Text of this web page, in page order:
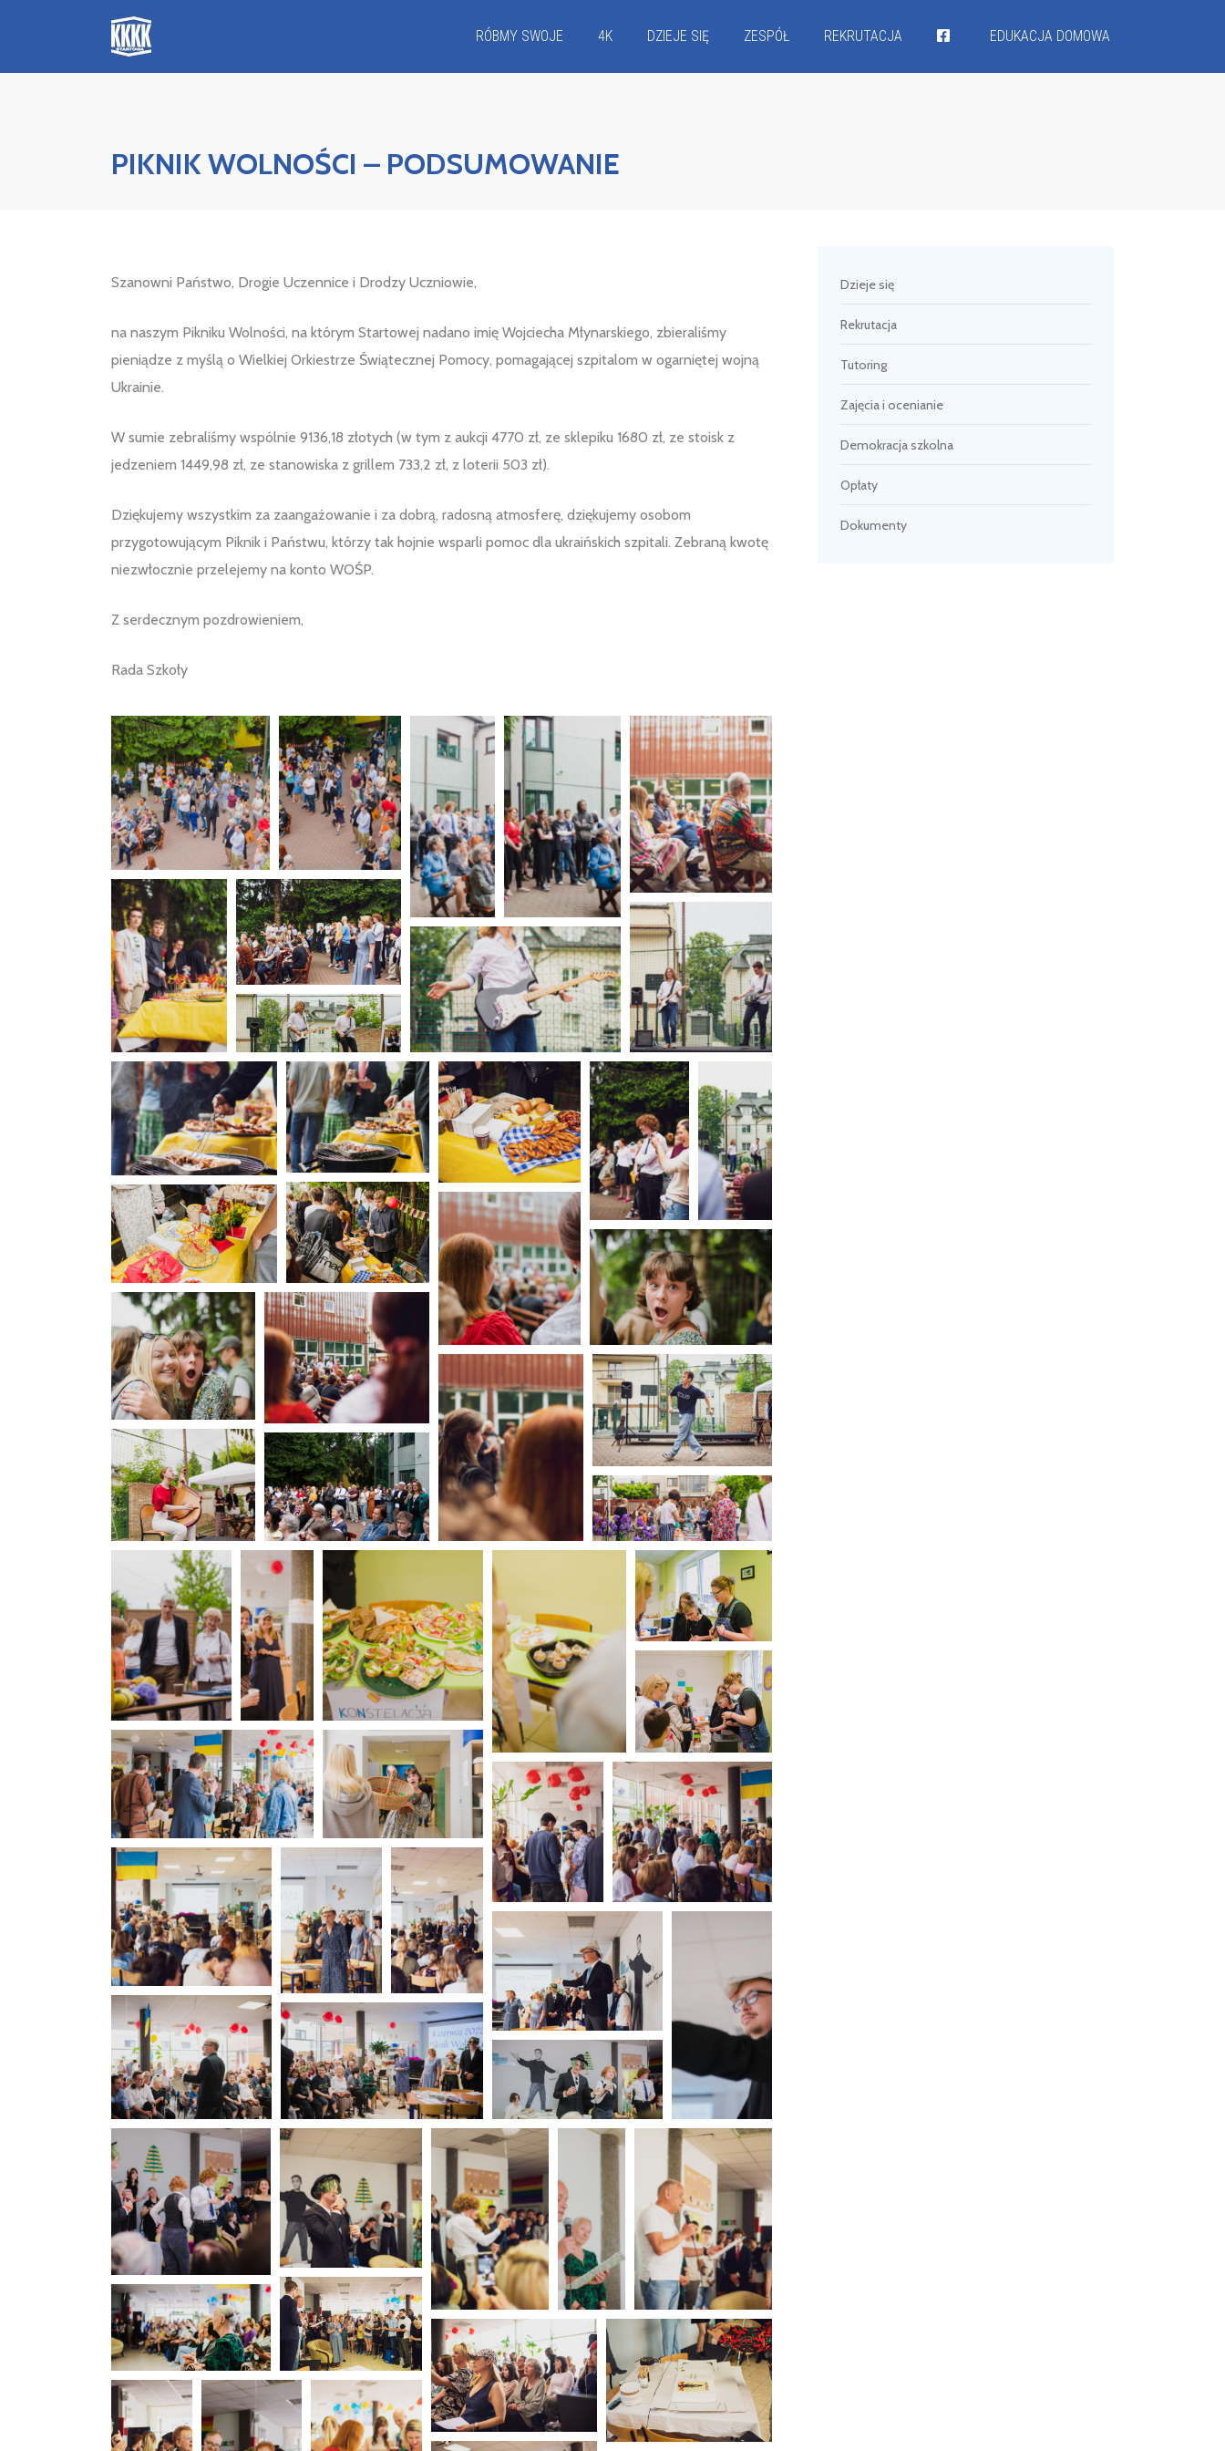
RÓBMY SWOJE 4K DZIEJE SIĘ ZESPÓŁ REKRUTACJA EDUKACJA DOMOWA
PIKNIK WOLNOŚCI – PODSUMOWANIE
Szanowni Państwo, Drogie Uczennice i Drodzy Uczniowie,
na naszym Pikniku Wolności, na którym Startowej nadano imię Wojciecha Młynarskiego, zbieraliśmy
pieniądze z myślą o Wielkiej Orkiestrze Świątecznej Pomocy, pomagającej szpitalom w ogarniętej wojną
Ukrainie.
W sumie zebraliśmy wspólnie 9136,18 złotych (w tym z aukcji 4770 zł, ze sklepiku 1680 zł, ze stoisk z
jedzeniem 1449,98 zł, ze stanowiska z grillem 733,2 zł, z loterii 503 zł).
Dziękujemy wszystkim za zaangażowanie i za dobrą, radosną atmosferę, dziękujemy osobom
przygotowującym Piknik i Państwu, którzy tak hojnie wsparli pomoc dla ukraińskich szpitali. Zebraną kwotę
niezwłocznie przelejemy na konto WOŚP.
Z serdecznym pozdrowieniem,
Rada Szkoły
Dzieje się
Rekrutacja
Tutoring
Zajęcia i ocenianie
Demokracja szkolna
Opłaty
Dokumenty